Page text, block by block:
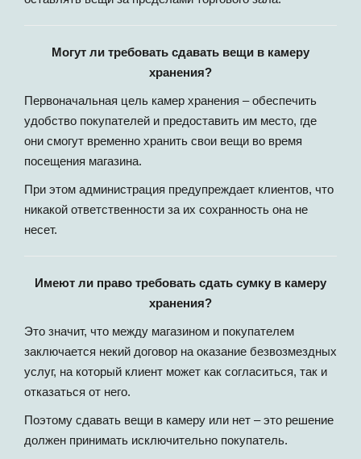
Могут ли требовать сдавать вещи в камеру
хранения?
Первоначальная цель камер хранения – обеспечить
удобство покупателей и предоставить им место, где
они смогут временно хранить свои вещи во время
посещения магазина.
При этом администрация предупреждает клиентов, что
никакой ответственности за их сохранность она не
несет.
Имеют ли право требовать сдать сумку в камеру
хранения?
Это значит, что между магазином и покупателем
заключается некий договор на оказание безвозмездных
услуг, на который клиент может как согласиться, так и
отказаться от него.
Поэтому сдавать вещи в камеру или нет – это решение
должен принимать исключительно покупатель.